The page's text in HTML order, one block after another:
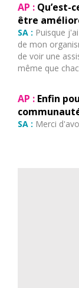
AP : Qu’est-
être
SA : Puisque
de mon
de voir une
même que
AP : Enfin
SA : Merci